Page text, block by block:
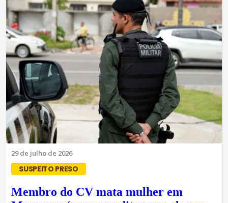
29 de julho de 2026
SUSPEITO PRESO
Membro do CV mata mulher em